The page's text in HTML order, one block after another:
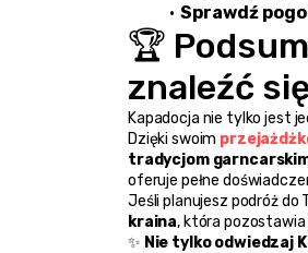
Sprawdź
🏆
znaleźć
Kapadocja nie tylko jest
Dzięki swoim
tradycjom
oferuje pełne
Jeśli planujesz podróż do
kraina, która
✨ Nie tylko odwiedzaj